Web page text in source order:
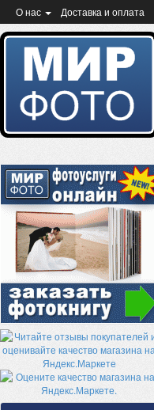
О нас Доставка и оплата